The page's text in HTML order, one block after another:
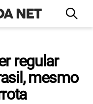
regular
mesmo